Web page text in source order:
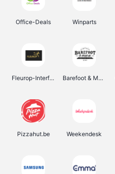
Office-Deals Winparts
Fleurop-Interflora Barefoot & More
Pizzahut.be Weekendesk